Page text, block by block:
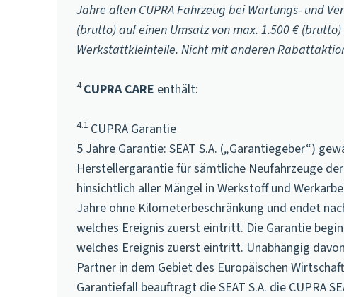
Jahre alten CUPRA Fahrzeug bei Wartungs- und
(brutto) auf einen Umsatz von max. 1.500 €
Werkstattkleinteile. Nicht mit anderen
4CUPRA CARE enthält:
4.1 CUPRA Garantie
5 Jahre Garantie: SEAT S.A. („Garantiegeber“)
Herstellergarantie für sämtliche Neufahrzeuge
hinsichtlich aller Mängel in Werkstoff und
Jahre ohne Kilometerbeschränkung und endet
welches Ereignis zuerst eintritt. Die Garantie
welches Ereignis zuerst eintritt. Unabhängig
Partner in dem Gebiet des Europäischen
Garantiefall beauftragt die SEAT S.A. die CUPRA